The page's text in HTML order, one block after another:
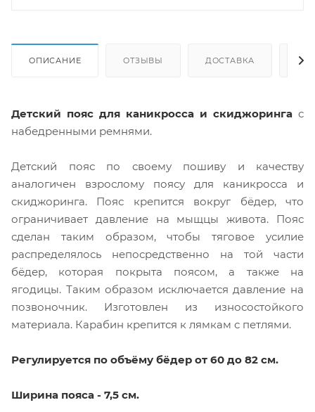
ОПИСАНИЕ ОТЗЫВЫ ДОСТАВКА
Детский пояс для каникросса и скиджоринга с
набедренными ремнями.
Детский пояс по своему пошиву и качеству
аналогичен взрослому поясу для каникросса и
скиджоринга. Пояс крепится вокруг бёдер, что
ограничивает давление на мыщцы живота. Пояс
сделан таким образом, чтобы тяговое усилие
распределялось непосредственно на той части
бёдер, которая покрыта поясом, а также на
ягодицы. Таким образом исключается давление на
позвоночник. Изготовлен из износостойкого
материала. Карабин крепится к лямкам с петлями.
Регулируется по объёму бёдер от 60 до 82 см.
Ширина пояса - 7,5 см.